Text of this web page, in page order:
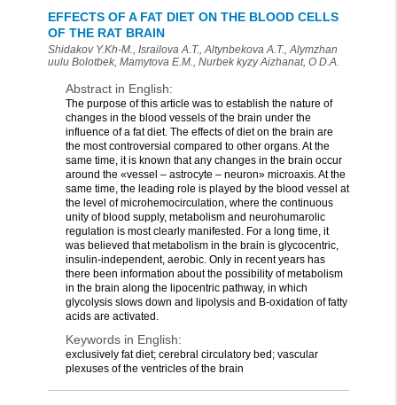
EFFECTS OF A FAT DIET ON THE BLOOD CELLS
OF THE RAT BRAIN
Shidakov Y.Kh-M., Israilova A.T., Altynbekova A.T., Alymzhan
uulu Bolotbek, Mamytova E.M., Nurbek kyzy Aizhanat, O D.A.
Abstract in English:
The purpose of this article was to establish the nature of
changes in the blood vessels of the brain under the
influence of a fat diet. The effects of diet on the brain are
the most controversial compared to other organs. At the
same time, it is known that any changes in the brain occur
around the «vessel – astrocyte – neuron» microaxis. At the
same time, the leading role is played by the blood vessel at
the level of microhemocirculation, where the continuous
unity of blood supply, metabolism and neurohumarolic
regulation is most clearly manifested. For a long time, it
was believed that metabolism in the brain is glycocentric,
insulin-independent, aerobic. Only in recent years has
there been information about the possibility of metabolism
in the brain along the lipocentric pathway, in which
glycolysis slows down and lipolysis and B-oxidation of fatty
acids are activated.
Keywords in English:
exclusively fat diet; cerebral circulatory bed; vascular
plexuses of the ventricles of the brain